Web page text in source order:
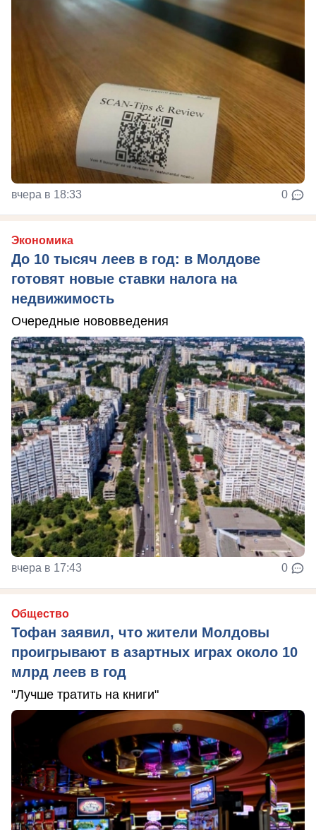
вчера в 18:33 0
Экономика
До 10 тысяч леев в год: в Молдове
готовят новые ставки налога на
недвижимость
Очередные нововведения
вчера в 17:43 0
Общество
Тофан заявил, что жители Молдовы
проигрывают в азартных играх около 10
млрд леев в год
"Лучше тратить на книги"